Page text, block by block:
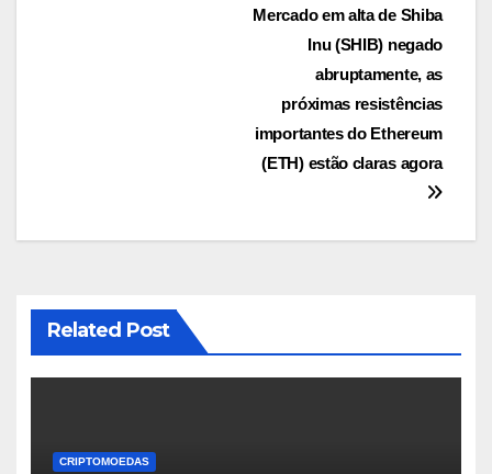
Mercado em alta de Shiba
Inu (SHIB) negado
abruptamente, as
próximas resistências
importantes do Ethereum
(ETH) estão claras agora
Related Post
CRIPTOMOEDAS